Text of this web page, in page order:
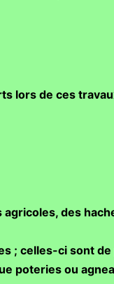
lors de ces
des
; celles-ci sont
poteries ou